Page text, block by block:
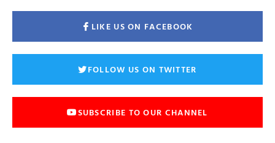
LIKE US ON FACEBOOK
FOLLOW US ON TWITTER
SUBSCRIBE TO OUR CHANNEL